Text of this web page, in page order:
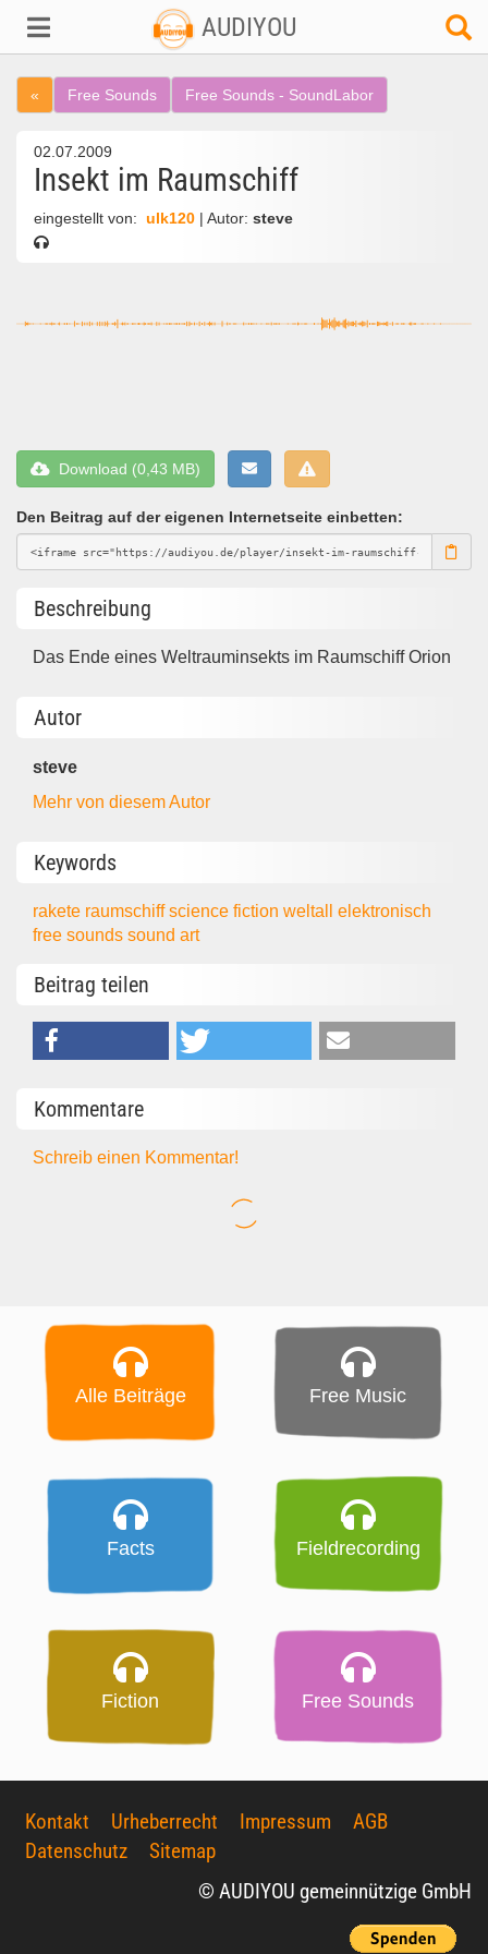
AUDIYOU
« Free Sounds Free Sounds - SoundLabor
02.07.2009
Insekt im Raumschiff
eingestellt von: ulk120 | Autor: steve
Download (0,43 MB)
Den Beitrag auf der eigenen Internetseite einbetten:
Beschreibung
Das Ende eines Weltrauminsekts im Raumschiff Orion
Autor
steve
Mehr von diesem Autor
Keywords
rakete raumschiffscience fictionweltallelektronisch
free soundssound art
Beitrag teilen
Kommentare
Schreib einen Kommentar!
Alle Beiträge Free Music
Facts Fieldrecording
Fiction Free Sounds
Kontakt Urheberrecht Impressum
AGB
Datenschutz
Sitemap
© AUDIYOU gemeinnützige GmbH